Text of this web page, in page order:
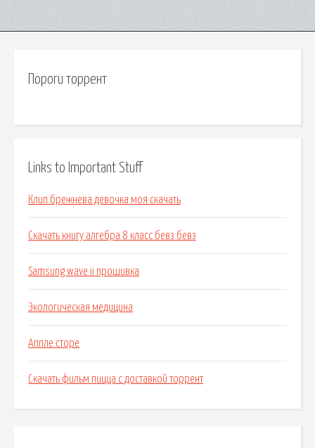
Пороги торрент
Links to Important Stuff
Клип брежнева девочка моя скачать
Скачать книгу алгебра 8 класс бевз бевз
Samsung wave ii прошивка
Экологическая медицина
Аппле сторе
Скачать фильм пицца с доставкой торрент